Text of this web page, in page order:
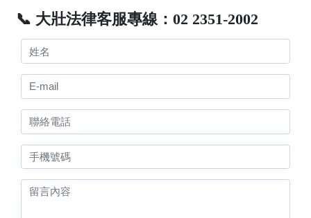
📞 大壯法律客服專線：02 2351-2002